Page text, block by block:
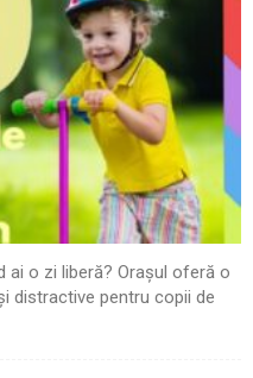
ai o zi liberă? Orașul oferă o
distractive pentru copii de